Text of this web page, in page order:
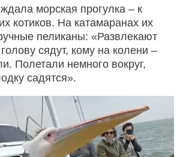
морская прогулка – к
котиков. На катамаранах их
пеликаны: «Развлекают
сядут, кому на колени –
Полетали немного вокруг,
садятся».